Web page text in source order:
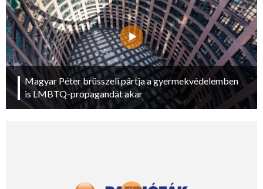
Magyar Péter brüsszeli pártja a gyermekvédelemben
is LMBTQ-propagandát akar